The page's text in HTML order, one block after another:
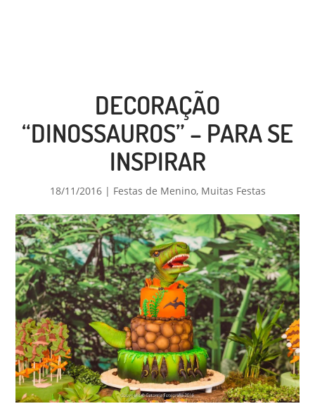
DECORAÇÃO
“DINOSSAUROS” – PARA SE
INSPIRAR
18/11/2016| Festas de Menino, Muitas Festas